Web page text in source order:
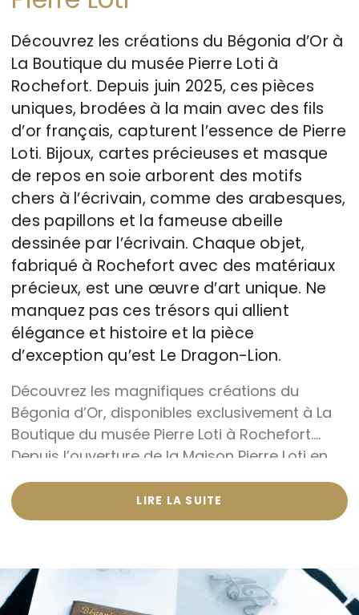
Découvrez les créations du Bégonia d’Or à
La Boutique du musée Pierre Loti à
Rochefort. Depuis juin 2025, ces pièces
uniques, brodées à la main avec des fils
d’or français, capturent l’essence de Pierre
Loti. Bijoux, cartes précieuses et masque
de repos en soie arborent des motifs
chers à l’écrivain, comme des arabesques,
des papillons et la fameuse abeille
dessinée par l’écrivain. Chaque objet,
fabriqué à Rochefort avec des matériaux
précieux, est une œuvre d’art unique. Ne
manquez pas ces trésors qui allient
élégance et histoire et la pièce
d’exception qu’est Le Dragon-Lion.
Découvrez les magnifiques créations du
Bégonia d’Or, disponibles exclusivement à La
Boutique du musée Pierre Loti à Rochefort.
Depuis l’ouverture de la Maison Pierre Loti en
juin 2025, Le Bégonia d’Or vous propose une
collection exceptionnelle de pièces brodées à
la main en son atelier avec des fils d’or,
Chaque création est unique et s’inspire de
motifs chers à Pierre Loti. Vous trouverez un
bijou d’intérieur, des bijoux, des cartes
LIRE LA SUITE